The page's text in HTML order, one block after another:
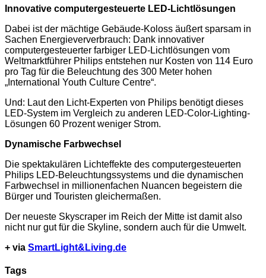
Innovative computergesteuerte LED-Lichtlösungen
Dabei ist der mächtige Gebäude-Koloss äußert sparsam in
Sachen Energieververbrauch: Dank innovativer
computergesteuerter farbiger LED-Lichtlösungen vom
Weltmarktführer Philips entstehen nur Kosten von 114 Euro
pro Tag für die Beleuchtung des 300 Meter hohen
„International Youth Culture Centre“.
Und: Laut den Licht-Experten von Philips benötigt dieses
LED-System im Vergleich zu anderen LED-Color-Lighting-
Lösungen 60 Prozent weniger Strom.
Dynamische Farbwechsel
Die spektakulären Lichteffekte des computergesteuerten
Philips LED-Beleuchtungssystems und die dynamischen
Farbwechsel in millionenfachen Nuancen begeistern die
Bürger und Touristen gleichermaßen.
Der neueste Skyscraper im Reich der Mitte ist damit also
nicht nur gut für die Skyline, sondern auch für die Umwelt.
+ via SmartLight&Living.de
Tags